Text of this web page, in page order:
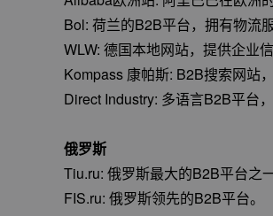
Bol: 荷兰的B2B平台，拥有物流服
WLW: 德国本地网站，提供企业
Kompass 康帕斯: B2B搜索网站
Direct Industry: 多语言B2B平台
俄罗斯
Tiu.ru: 俄罗斯最大的B2B平台之一
FIS.ru: 俄罗斯领先的B2B平台。